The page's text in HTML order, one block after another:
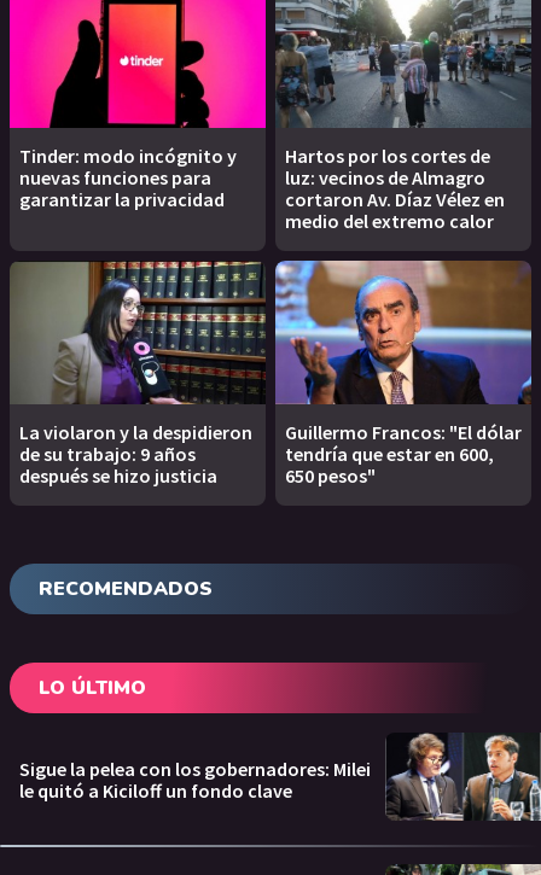
Tinder: modo incógnito y
nuevas funciones para
garantizar la privacidad
Hartos por los cortes de
luz: vecinos de Almagro
cortaron Av. Díaz Vélez en
medio del extremo calor
La violaron y la despidieron
de su trabajo: 9 años
después se hizo justicia
Guillermo Francos: "El dólar
tendría que estar en 600,
650 pesos"
RECOMENDADOS
LO ÚLTIMO
Sigue la pelea con los gobernadores: Milei
le quitó a Kiciloff un fondo clave